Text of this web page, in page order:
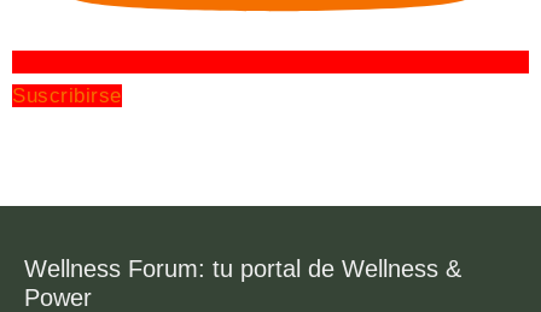
Suscribirse
Wellness Forum: tu portal de Wellness &
Power